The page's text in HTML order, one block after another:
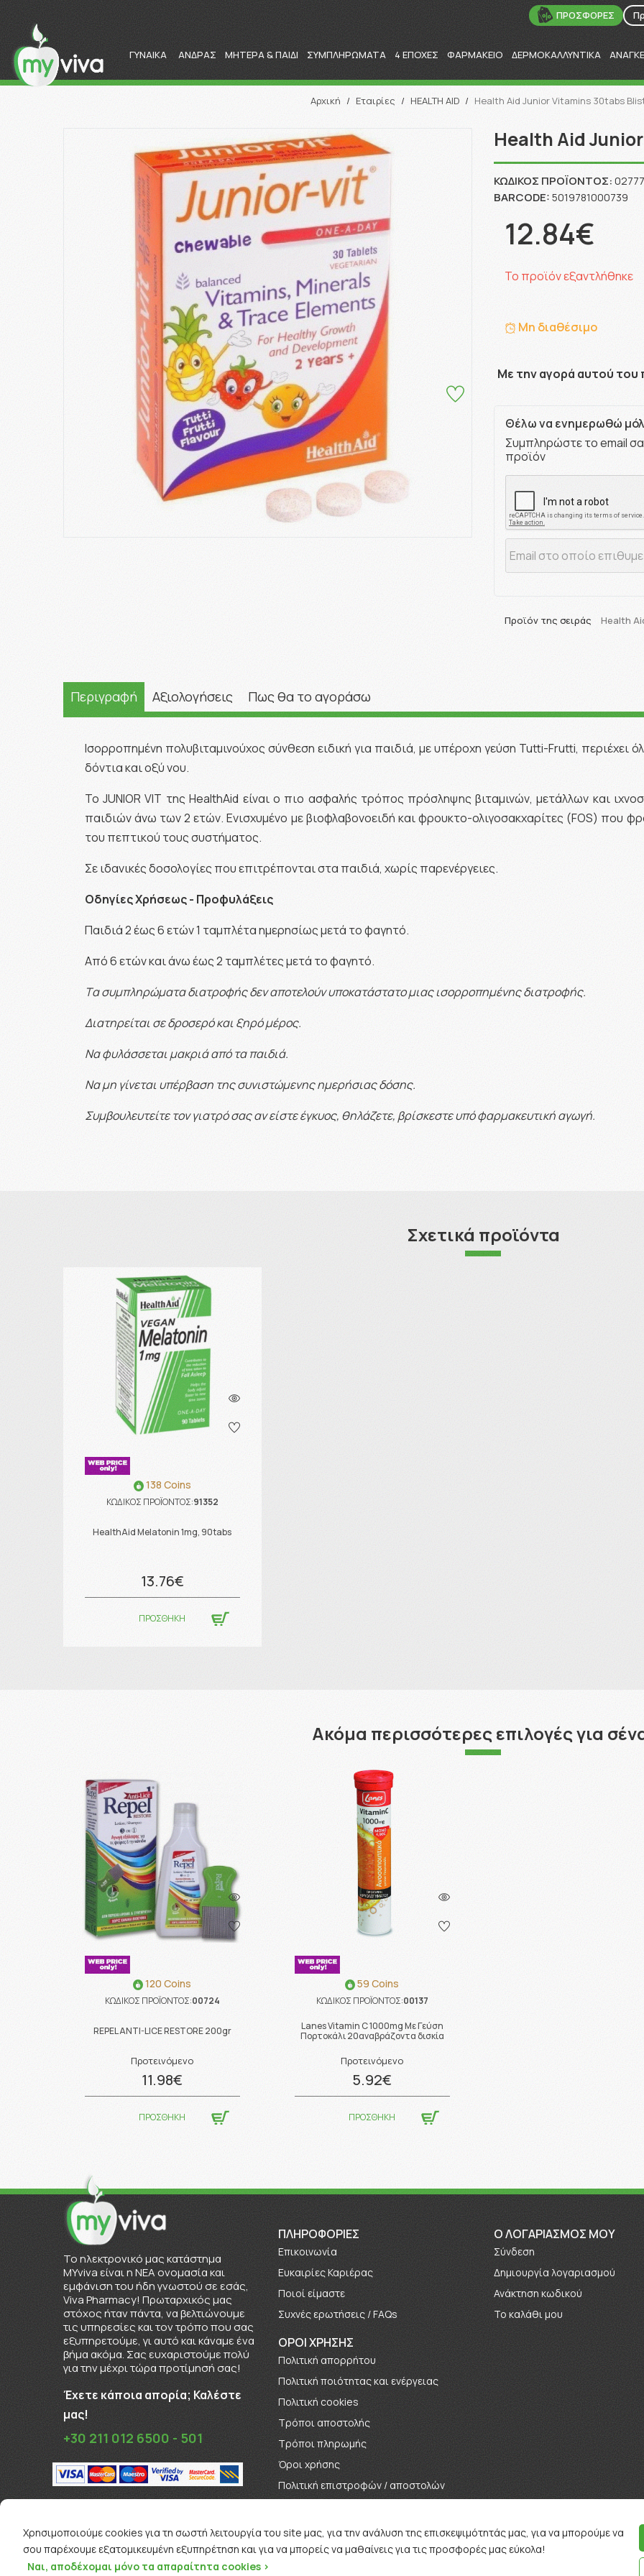
ΠΡΟΣΦΟΡΕΣ
ΓΥΝΑΙΚΑ ΑΝΔΡΑΣ ΜΗΤΕΡΑ & ΠΑΙΔΙ ΣΥΜΠΛΗΡΩΜΑΤΑ 4 ΕΠΟΧΕΣ ΦΑΡΜΑΚΕΙΟ ΔΕΡΜΟΚΑΛΛΥΝΤΙΚΑ
Αναζήτηση
Αρχική / Εταιρίες / HEALTH AID / Health Aid Junior Vitamins 30tabs
Health Aid
ΚΩΔΙΚΌΣ ΠΡΟΪΌΝΤΟΣ: 02777
BARCODE: 5019781000739
12.84€
Το προϊόν εξαντλήθηκε
Μη διαθέσιμο
Με την αγορά αυτού του
Θέλω να ενημερωθώ
Συμπληρώστε το email
προϊόν
Προϊόν της σειράς Health
Περιγραφή Αξιολογήσεις Πως θα το αγοράσω
Ισορροπημένη πολυβιταμινούχος σύνθεση ειδική για παιδιά, με υπέροχη γεύση Tutti-Frutti, περιέχει
δόντια και οξύ νου.
Το JUNIOR VIT της HealthAid είναι ο πιο ασφαλής τρόπος πρόσληψης βιταμινών, μετάλλων και
παιδιών άνω των 2 ετών. Ενισχυμένο με βιοφλαβονοειδή και φρουκτο-ολιγοσακχαρίτες (FOS) που
του πεπτικού τους συστήματος.
Σε ιδανικές δοσολογίες που επιτρέπονται στα παιδιά, χωρίς παρενέργειες.
Οδηγίες Χρήσεως - Προφυλάξεις
Παιδιά 2 έως 6 ετών 1 ταμπλέτα ημερησίως μετά το φαγητό.
Από 6 ετών και άνω έως 2 ταμπλέτες μετά το φαγητό.
Tα συμπληρώματα διατροφής δεν αποτελούν υποκατάστατο μιας ισορροπημένης διατροφής.
Διατηρείται σε δροσερό και ξηρό μέρος.
Να φυλάσσεται μακριά από τα παιδιά.
Να μη γίνεται υπέρβαση της συνιστώμενης ημερήσιας δόσης.
Συμβουλευτείτε τον γιατρό σας αν είστε έγκυος, θηλάζετε, βρίσκεστε υπό φαρμακευτική αγωγή.
Σχετικά προϊόντα
138 Coins
ΚΩΔΙΚΟΣ ΠΡΟΪΟΝΤΟΣ:91352
HealthAid Melatonin 1mg, 90tabs
13.76€
ΠΡΟΣΘΗΚΗ
Ακόμα περισσότερες επιλογές για
120 Coins
ΚΩΔΙΚΟΣ ΠΡΟΪΟΝΤΟΣ:00724
REPEL ANTI-LICE RESTORE 200gr
Προτεινόμενο
11.98€
ΠΡΟΣΘΗΚΗ
59 Coins
ΚΩΔΙΚΟΣ ΠΡΟΪΟΝΤΟΣ:00137
Lanes Vitamin C 1000mg Με Γεύση
Πορτοκάλι 20αναβράζοντα δισκία
Προτεινόμενο
5.92€
ΠΡΟΣΘΗΚΗ
To ηλεκτρονικό μας κατάστημα
MYviva είναι η ΝΕΑ ονομασία και
εμφάνιση του ήδη γνωστού σε εσάς,
Viva Pharmacy! Πρωταρχικός μας
στόχος ήταν πάντα, να βελτιώνουμε
τις υπηρεσίες και τον τρόπο που σας
εξυπηρετούμε, γι αυτό και κάναμε ένα
βήμα ακόμα. Σας ευχαριστούμε πολύ
για την μέχρι τώρα προτίμησή σας!
Έχετε κάποια απορία; Καλέστε
μας!
+30 211 012 6500 - 501
ΠΛΗΡΟΦΟΡΊΕΣ
Επικοινωνία
Ευκαιρίες Καριέρας
Πoιοί είμαστε
Συχνές ερωτήσεις / FAQs
ΟΡΟΙ ΧΡΗΣΗΣ
Πολιτική απορρήτου
Πολιτική ποιότητας και ενέργειας
Πολιτική cookies
Τρόποι αποστολής
Τρόποι πληρωμής
Όροι χρήσης
Πολιτική επιστροφών / αποστολών
O ΛΟΓΑΡΙΑΣΜΟΣ ΜΟΥ
Σύνδεση
Δημιουργία λογαριασμού
Ανάκτηση κωδικού
Το καλάθι μου
Χρησιμοποιούμε cookies για τη σωστή λειτουργία του site μας, για την ανάλυση της επισκεψιμότητάς μας, για να μπορούμε να
σου παρέχουμε εξατομικευμένη εξυπηρέτηση και για να μπορείς να μαθαίνεις για τις προσφορές μας εύκολα!
Ναι, αποδέχομαι μόνο τα απαραίτητα cookies >